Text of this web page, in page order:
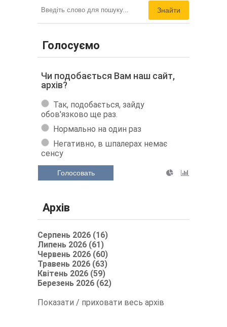
Знайти
Голосуємо
Чи подобається Вам наш сайт,
архів?
Так, подобається, зайду
обов'язково ще раз.
Нормально на один раз
Негативно, в шпалерах немає
сенсу
Голосовать
Архів
Серпень 2026 (16)
Липень 2026 (61)
Червень 2026 (60)
Травень 2026 (63)
Квітень 2026 (59)
Березень 2026 (62)
Показати / приховати весь архів